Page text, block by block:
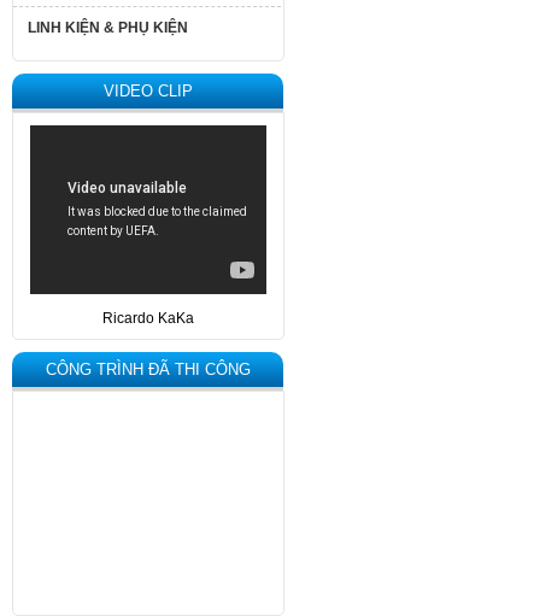
LINH KIỆN & PHỤ KIỆN
VIDEO CLIP
Ricardo KaKa
CÔNG TRÌNH ĐÃ THI CÔNG